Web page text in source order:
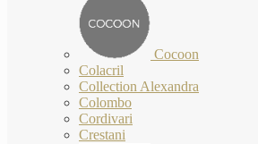
Cocoon
Colacril
Collection Alexandra
Colombo
Cordivari
Crestani